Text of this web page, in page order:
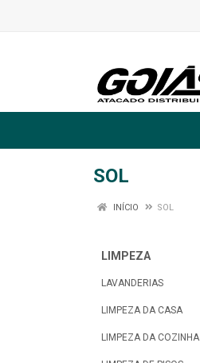
SOL
INÍCIO SOL
LIMPEZA
LAVANDERIAS
LIMPEZA DA CASA
LIMPEZA DA COZINHA